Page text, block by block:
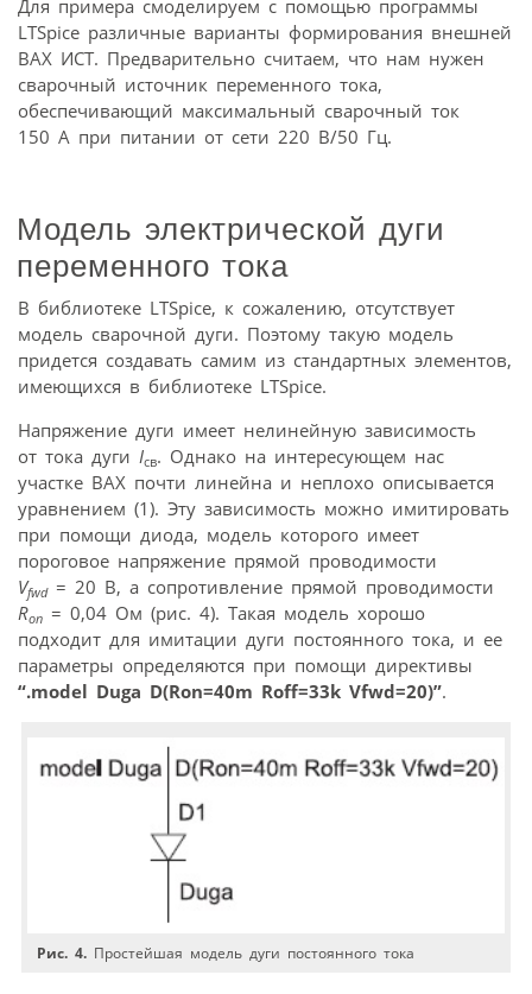
Для примера смоделируем с помощью программы
LTSpice различные варианты формирования внешней
ВАХ ИСТ. Предварительно считаем, что нам нужен
сварочный источник переменного тока,
обеспечивающий максимальный сварочный ток
150 А при питании от сети 220 В/50 Гц.
Модель электрической дуги
переменного тока
В библиотеке LTSpice, к сожалению, отсутствует
модель сварочной дуги. Поэтому такую модель
придется создавать самим из стандартных элементов,
имеющихся в библиотеке LTSpice.
Напряжение дуги имеет нелинейную зависимость
от тока дуги Iсв. Однако на интересующем нас
участке ВАХ почти линейна и неплохо описывается
уравнением (1). Эту зависимость можно имитировать
при помощи диода, модель которого имеет
пороговое напряжение прямой проводимости
Vfwd= 20 В, а сопротивление прямой проводимости
Ron = 0,04 Ом (рис. 4). Такая модель хорошо
подходит для имитации дуги постоянного тока, и ее
параметры определяются при помощи директивы
“.model Duga D(Ron=40m Roff=33k Vfwd=20)”.
Рис. 4. Простейшая модель дуги постоянного тока